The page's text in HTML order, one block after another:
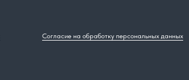
Согласие на обработку персональных данных